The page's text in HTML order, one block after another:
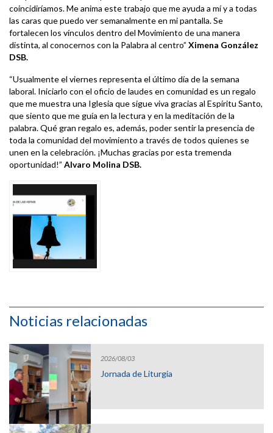
coincidiríamos. Me anima este trabajo que me ayuda a mí y a todas
las caras que puedo ver semanalmente en mi pantalla. Se
fortalecen los vínculos dentro del Movimiento de una manera
distinta, al conocernos con la Palabra al centro” Ximena González
DSB.
“Usualmente el viernes representa el último día de la semana
laboral. Iniciarlo con el oficio de laudes en comunidad es un regalo
que me muestra una Iglesia que sigue viva gracias al Espíritu Santo,
que siento que me guía en la lectura y en la meditación de la
palabra. Qué gran regalo es, además, poder sentir la presencia de
toda la comunidad del movimiento a través de todos quienes se
unen en la celebración. ¡Muchas gracias por esta tremenda
oportunidad!” Alvaro Molina DSB.
Noticias relacionadas
2026/08/03
Jornada de Liturgia